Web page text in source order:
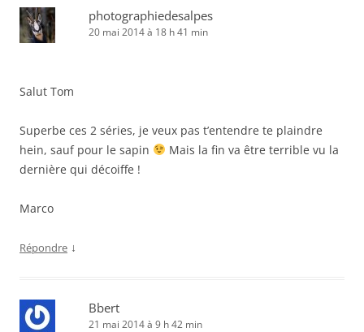
photographiedesalpes
20 mai 2014 à 18 h 41 min
Salut Tom
Superbe ces 2 séries, je veux pas t’entendre te plaindre
hein, sauf pour le sapin
Mais la fin va être terrible vu la
dernière qui décoiffe !
Marco
Répondre ↓
Bbert
21 mai 2014 à 9 h 42 min